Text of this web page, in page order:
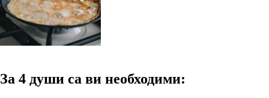
За 4 души са ви необходими: